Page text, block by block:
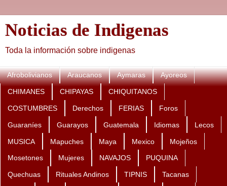
Noticias de Indigenas
Toda la información sobre indigenas
Afrobolivianos Araucanos Aymaras Ayoreos
CHIMANES CHIPAYAS CHIQUITANOS
COSTUMBRES Derechos FERIAS Foros
Guaraníes Guarayos Guatemala Idiomas Lecos
MUSICA Mapuches Maya Mexico Mojeños
Mosetones Mujeres NAVAJOS PUQUINA
Quechuas Rituales Andinos TIPNIS Tacanas